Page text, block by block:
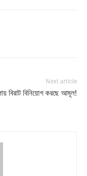
Next article
বিরাট বিনিয়োগ করছে আমূল!